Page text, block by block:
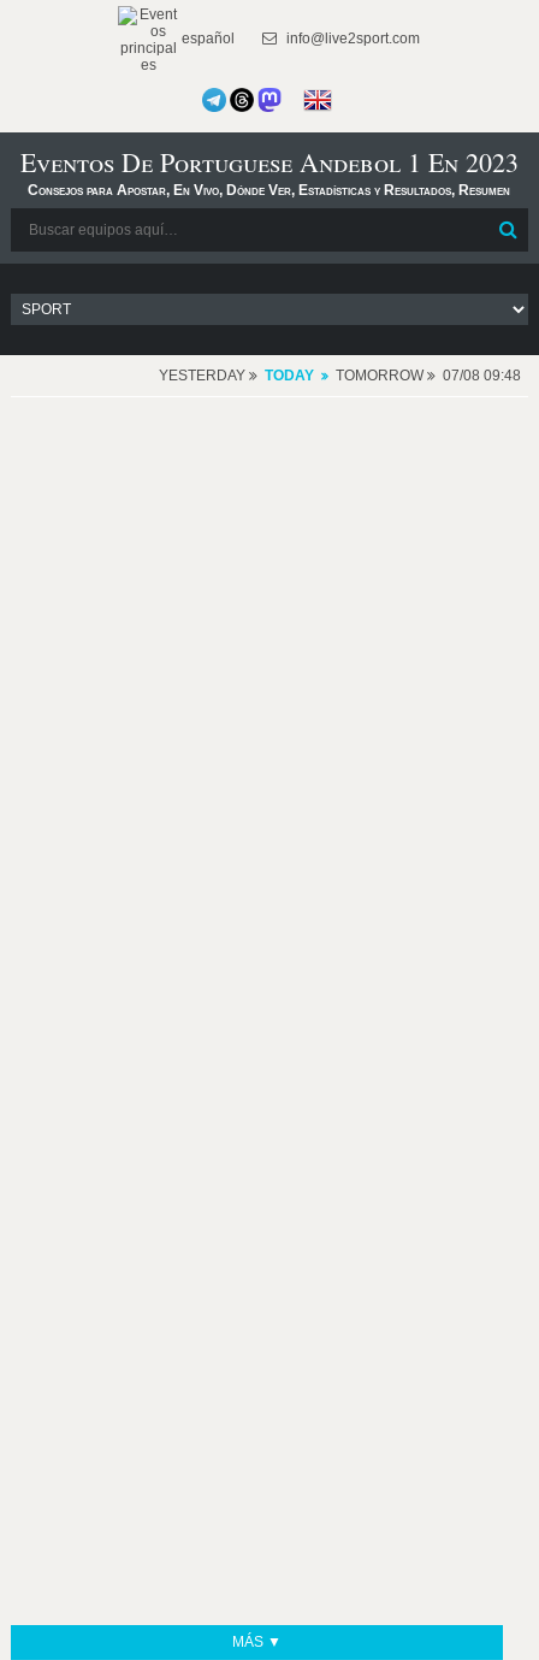
español info@live2sport.com
Eventos De Portuguese Andebol 1 En 2023
Consejos para Apostar, En Vivo, Dónde Ver, Estadísticas y Resultados, Resumen
YESTERDAY TODAY TOMORROW 07/08 09:48
MÁS ▼